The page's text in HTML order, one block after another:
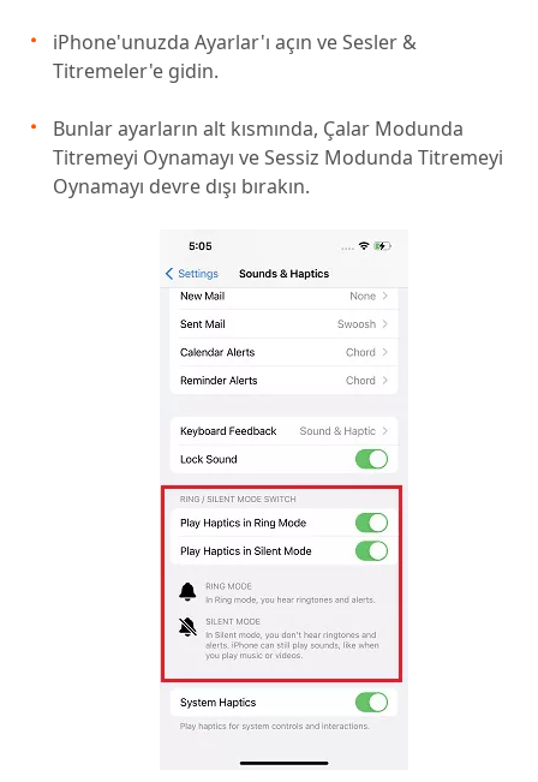
iPhone'unuzda Ayarlar'ı açın ve Sesler &
Titremeler'e gidin.
Bunlar ayarların alt kısmında, Çalar Modunda
Titremeyi Oynamayı ve Sessiz Modunda Titremeyi
Oynamayı devre dışı bırakın.